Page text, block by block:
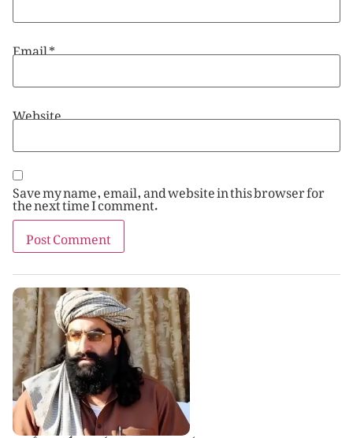
Email*
Website
Save my name, email, and website in this browser for
the next time I comment.